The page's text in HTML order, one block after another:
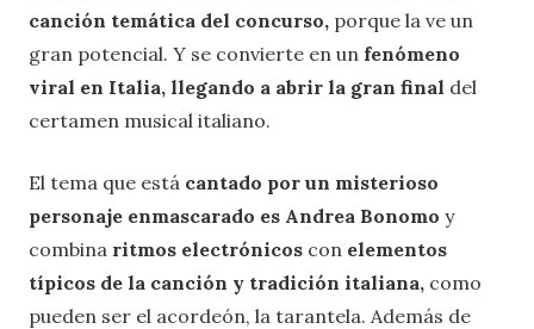
canción temática del concurso, porque la ve un
gran potencial. Y se convierte en un fenómeno
viral en Italia, llegando a abrir la gran final del
certamen musical italiano.
El tema que está cantado por un misterioso
personaje enmascarado es Andrea Bonomo y
combina ritmos electrónicos con elementos
típicos de la canción y tradición italiana, como
pueden ser el acordeón, la tarantela. Además de